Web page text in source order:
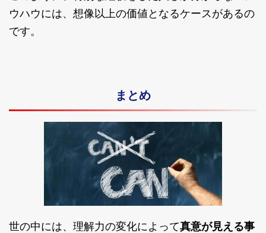
ウハウには、想像以上の価値となるケースがあるの
です。
まとめ
世の中には、理解力の変化によって真意が見える事